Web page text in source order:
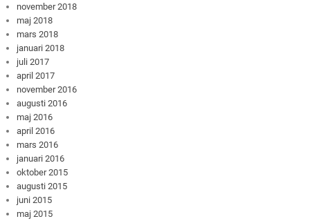
november 2018
maj 2018
mars 2018
januari 2018
juli 2017
april 2017
november 2016
augusti 2016
maj 2016
april 2016
mars 2016
januari 2016
oktober 2015
augusti 2015
juni 2015
maj 2015